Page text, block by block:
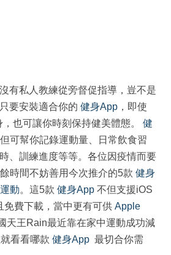
有私人教練從旁督促指導，豈不是
要安裝適合你的 健身App ，即使
也可讓你時刻保持健美體態。 健
可幫你記錄運動量、日常飲食習
、訓練進度等等。各位因疫情而要
餘時間不妨善用今次推介的5款 健身
動。這5款 健身App 不但支援iOS
免費下載，當中更有可供 Apple
天王Rain最近靠在家中運動成功減
看看哪款 健身App 最切合你需